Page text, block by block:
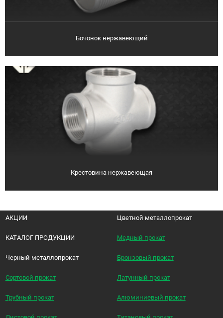
Бочонок нержавеющий
Крестовина нержавеющая
АКЦИИ
КАТАЛОГ ПРОДУКЦИИ
Черный металлопрокат
Сортовой прокат
Трубный прокат
Цветной металлопрокат
Медный прокат
Бронзовый прокат
Латунный прокат
Алюминиевый прокат